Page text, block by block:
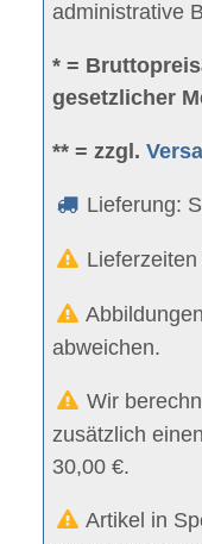
administrative
* =
gesetzlicher
** = zzgl.
Lieferung:
abweichen.
Wir
zusätzlich
30,00 €.
Artikel in